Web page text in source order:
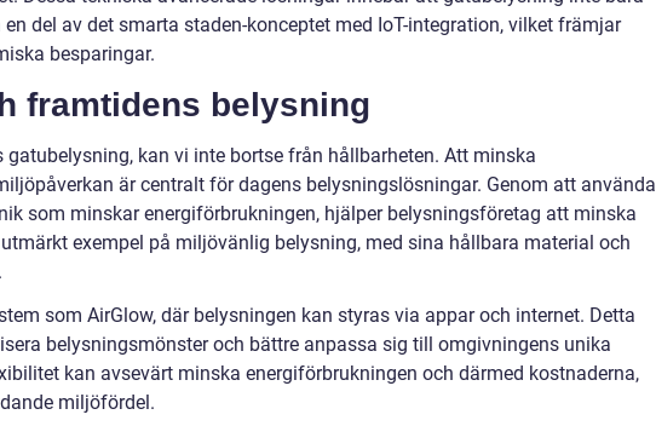
del av det smarta staden-konceptet med IoT-integration, vilket främjar
besparingar.
framtidens belysning
kan vi inte bortse från hållbarheten. Att minska
är centralt för dagens belysningslösningar. Genom att använda
som minskar energiförbrukningen, hjälper belysningsföretag att minska
exempel på miljövänlig belysning, med sina hållbara material och
som AirGlow, där belysningen kan styras via appar och internet. Detta
belysningsmönster och bättre anpassa sig till omgivningens unika
kan avsevärt minska energiförbrukningen och därmed kostnaderna,
miljöfördel.